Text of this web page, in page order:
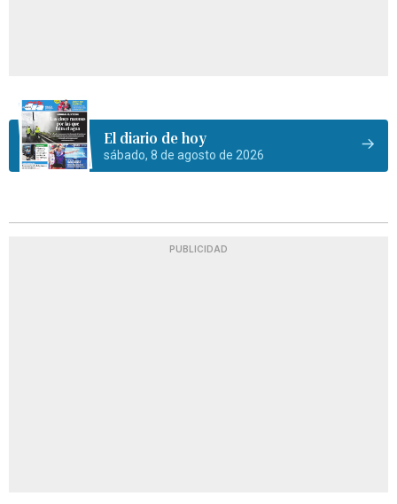
El diario de hoy
sábado, 8 de agosto de 2026
PUBLICIDAD